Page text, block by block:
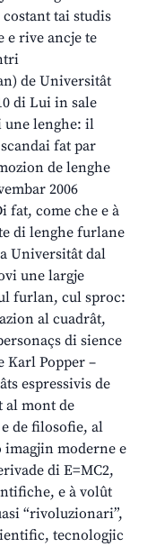
tai studis
e rive ancje te
de Universitât
di Lui in sale
une lenghe: il
fat par
de lenghe
2006
fat, come che e à
di lenghe furlane
Universitât dal
une largje
furlan, cul sproc:
al cuadrât,
di sience
Karl Popper –
espressivis de
al mont de
de filosofie, al
moderne e
di E=MC2,
e à volût
“rivoluzionari”,
tecnologjic